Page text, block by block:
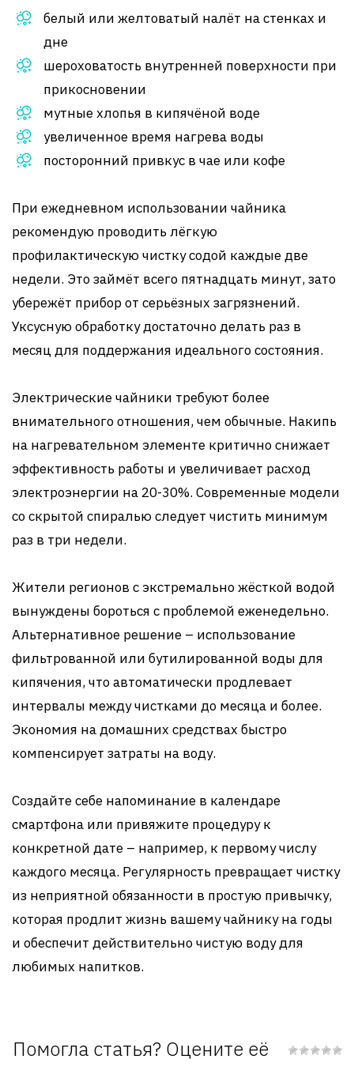
белый или желтоватый налёт на стенках и
дне
шероховатость внутренней поверхности при
прикосновении
мутные хлопья в кипячёной воде
увеличенное время нагрева воды
посторонний привкус в чае или кофе
При ежедневном использовании чайника
рекомендую проводить лёгкую
профилактическую чистку содой каждые две
недели. Это займёт всего пятнадцать минут, зато
убережёт прибор от серьёзных загрязнений.
Уксусную обработку достаточно делать раз в
месяц для поддержания идеального состояния.
Электрические чайники требуют более
внимательного отношения, чем обычные. Накипь
на нагревательном элементе критично снижает
эффективность работы и увеличивает расход
электроэнергии на 20-30%. Современные модели
со скрытой спиралью следует чистить минимум
раз в три недели.
Жители регионов с экстремально жёсткой водой
вынуждены бороться с проблемой еженедельно.
Альтернативное решение – использование
фильтрованной или бутилированной воды для
кипячения, что автоматически продлевает
интервалы между чистками до месяца и более.
Экономия на домашних средствах быстро
компенсирует затраты на воду.
Создайте себе напоминание в календаре
смартфона или привяжите процедуру к
конкретной дате – например, к первому числу
каждого месяца. Регулярность превращает чистку
из неприятной обязанности в простую привычку,
которая продлит жизнь вашему чайнику на годы
и обеспечит действительно чистую воду для
любимых напитков.
Помогла статья? Оцените её